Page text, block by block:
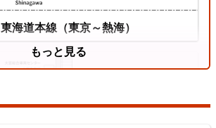
東海道本線（東京～熱海）
もっと見る